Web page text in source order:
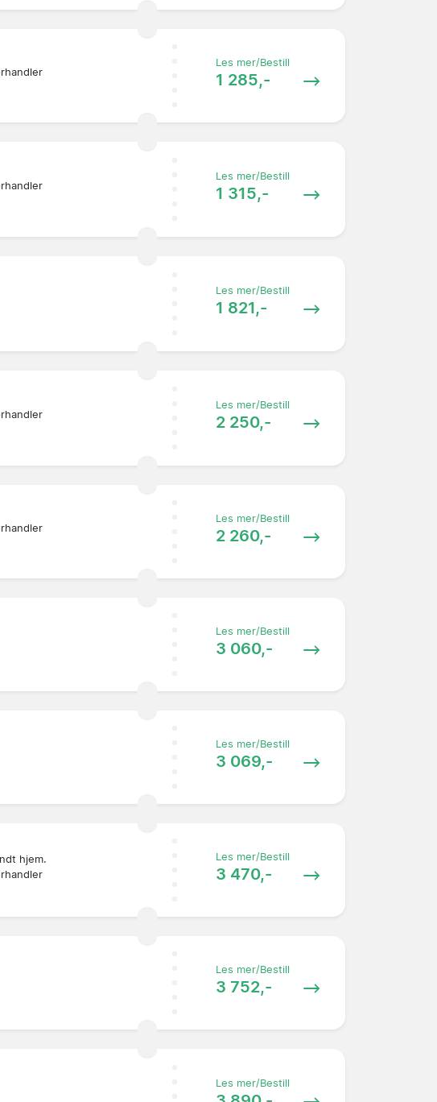
Les mer/Bestill
1 285,-
Les mer/Bestill
1 315,-
Les mer/Bestill
1 821,-
Les mer/Bestill
2 250,-
Les mer/Bestill
2 260,-
Les mer/Bestill
3 060,-
Les mer/Bestill
3 069,-
hjem.
Les mer/Bestill
3 470,-
Les mer/Bestill
3 752,-
Les mer/Bestill